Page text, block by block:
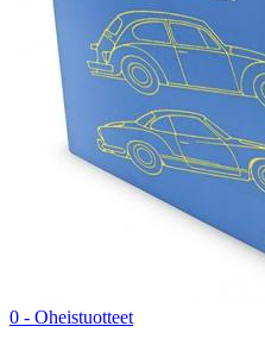
0 - Oheistuotteet